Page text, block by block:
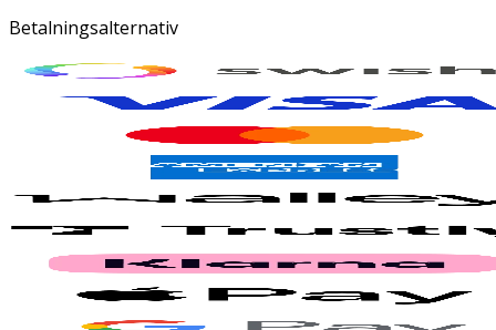
Betalningsalternativ